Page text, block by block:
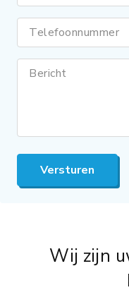
Telefoonnummer
Bericht
Versturen
Wij zijn